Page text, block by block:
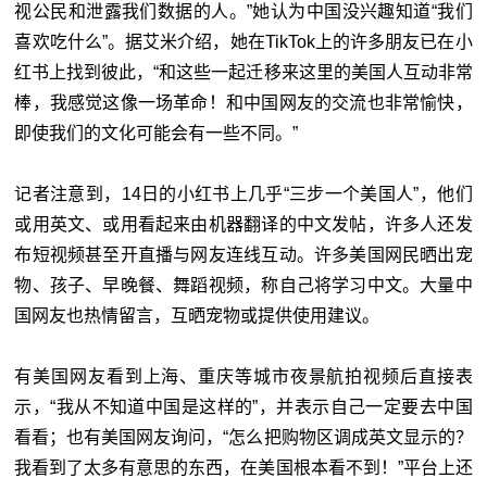
视公民和泄露我们数据的人。”她认为中国没兴趣知道“我们
喜欢吃什么”。据艾米介绍，她在TikTok上的许多朋友已在小
红书上找到彼此，“和这些一起迁移来这里的美国人互动非常
棒，我感觉这像一场革命！和中国网友的交流也非常愉快，
即使我们的文化可能会有一些不同。”
记者注意到，14日的小红书上几乎“三步一个美国人”，他们
或用英文、或用看起来由机器翻译的中文发帖，许多人还发
布短视频甚至开直播与网友连线互动。许多美国网民晒出宠
物、孩子、早晚餐、舞蹈视频，称自己将学习中文。大量中
国网友也热情留言，互晒宠物或提供使用建议。
有美国网友看到上海、重庆等城市夜景航拍视频后直接表
示，“我从不知道中国是这样的”，并表示自己一定要去中国
看看；也有美国网友询问，“怎么把购物区调成英文显示的？
我看到了太多有意思的东西，在美国根本看不到！”平台上还